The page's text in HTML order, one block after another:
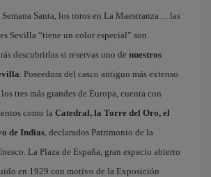
Santa, los toros en La Maestranza… las
Sevilla “tiene un color especial” son
descubrirlas si reservas uno de nuestros
. Poseedora del casco antiguo más extenso
tres más grandes de Europa, cuenta con
como la Catedral, la Torre del Oro, el
de Indias, declarados Patrimonio de la
La Plaza de España, gran espacio abierto
en 1929 con motivo de la Exposición